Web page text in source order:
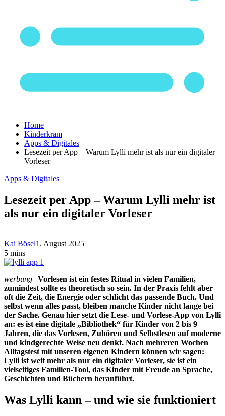
Home
Kinderkram
Apps & Digitales
Lesezeit per App – Warum Lylli mehr ist als nur ein digitaler
Vorleser
Apps & Digitales
Lesezeit per App – Warum Lylli mehr ist
als nur ein digitaler Vorleser
Kai Bösel1. August 2025
5 mins
werbung | Vorlesen ist ein festes Ritual in vielen Familien,
zumindest sollte es theoretisch so sein. In der Praxis fehlt aber
oft die Zeit, die Energie oder schlicht das passende Buch. Und
selbst wenn alles passt, bleiben manche Kinder nicht lange bei
der Sache. Genau hier setzt die Lese- und Vorlese-App von Lylli
an: es ist eine digitale „Bibliothek“ für Kinder von 2 bis 9
Jahren, die das Vorlesen, Zuhören und Selbstlesen auf moderne
und kindgerechte Weise neu denkt. Nach mehreren Wochen
Alltagstest mit unseren eigenen Kindern können wir sagen:
Lylli ist weit mehr als nur ein digitaler Vorleser, sie ist ein
vielseitiges Familien-Tool, das Kinder mit Freude an Sprache,
Geschichten und Büchern heranführt.
Was Lylli kann – und wie sie funktioniert